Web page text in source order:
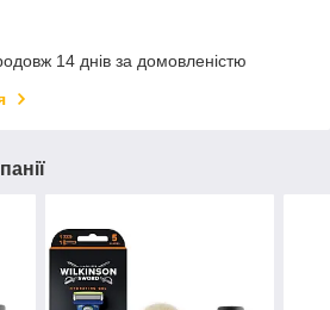
14 днів за домовленістю